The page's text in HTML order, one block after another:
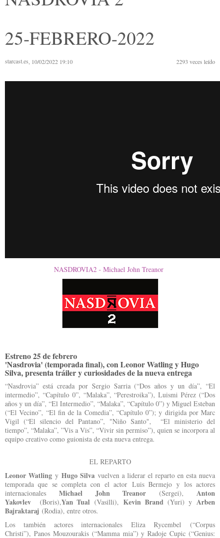
25-FEBRERO-2022
starcast.es , 10/02/2022 19:10 2293 veces leído
NASDROVIA2 - Michael John Treanor
Estreno 25 de febrero
'Nasdrovia' (temporada final), con Leonor Watling y Hugo
Silva, presenta tráiler y curiosidades de la nueva entrega
“Nasdrovia” está creada por Sergio Sarria (“Dos años y un día”, “El
intermedio”, “Capítulo 0”, “Malaka”, “Perestroika”), Luismi Pérez (“Dos
años y un día”, “El Intermedio”, “Malaka”, “Capítulo 0”) y Miguel Esteban
(“El Vecino”, “El fin de la Comedia”, “Capítulo 0”); y dirigida por Marc
Vigil (“El silencio del Pantano”, "Niño Santo", “El ministerio del
tiempo”, “Malaka”, ”Vis a Vis”, “Vivir sin permiso”), quien se incorpora al
equipo creativo como guionista de esta nueva entrega.
EL REPARTO
Leonor Watling y Hugo Silva vuelven a liderar el reparto en esta nueva
temporada que se completa con el actor Luis Bermejo y los actores
internacionalesMichael John Treanor (Sergei),Anton
Yakovlev (Boris),Yan Tual (Vasilli), Kevin Brand(Yuri) yArben
Bajraktaraj (Rodia), entre otros.
Los también actores internacionales Eliza Rycembel (“Corpus
Christi”), Panos Mouzourakis (“Mamma mia”) y Radoje Cupic (“Genius: